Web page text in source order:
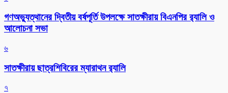
গণঅভ্যুত্থানের দ্বিতীয় বর্ষপূর্তি উপলক্ষে সাতক্ষীরায় বিএনপির র‌্যালি ও
আলোচনা সভা
৬
সাতক্ষীরায় ছাত্রশিবিরের ম্যারাথন র‌্যালি
৭